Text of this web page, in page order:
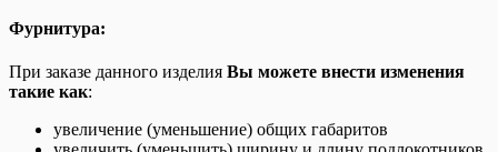
Фурнитура:
При заказе данного изделия Вы можете внести изменения
такие как:
увеличение (уменьшение) общих габаритов